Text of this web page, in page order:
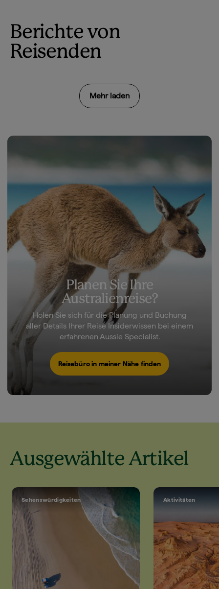
Berichte von
Reisenden
Mehr laden
Planen Sie Ihre
Australienreise?
Holen Sie sich für die Planung und Buchung
aller Details Ihrer Reise Insiderwissen bei einem
erfahrenen Aussie Specialist.
Reisebüro in meiner Nähe finden
Ausgewählte Artikel
Sehenswürdigkeiten Aktivitäten